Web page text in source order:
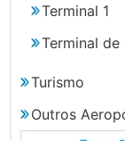
Terminal 1
Terminal de
Turismo
Outros